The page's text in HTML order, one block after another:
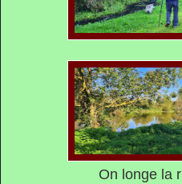
On longe la